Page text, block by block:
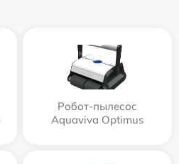
Робот-пылесос
Aquaviva Optimus